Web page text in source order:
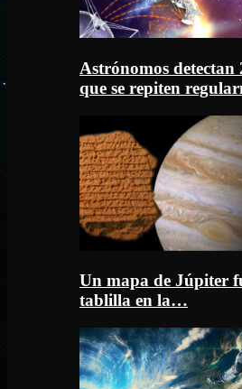
Astrónomos detectan
que se repiten
Un mapa de Júpiter
tablilla en la…